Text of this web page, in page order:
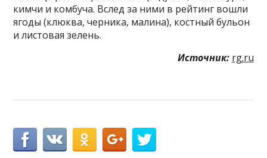
кимчи и комбуча. Вслед за ними в рейтинг вошли
ягоды (клюква, черника, малина), костный бульон
и листовая зелень.
Источник: rg.ru